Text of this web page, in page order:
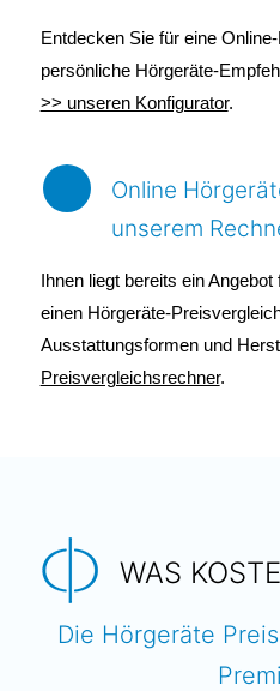
Entdecken Sie für eine
persönliche Hörgeräte-
>> unseren Konfigurator.
Online
unserem
Ihnen liegt bereits ein
einen Hörgeräte-
Ausstattungsformen und
Preisvergleichsrechner.
WAS
Die Hörgeräte